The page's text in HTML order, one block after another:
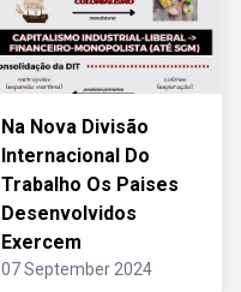
Na Nova Divisão
Internacional Do
Trabalho Os Paises
Desenvolvidos
Exercem
07 September 2024